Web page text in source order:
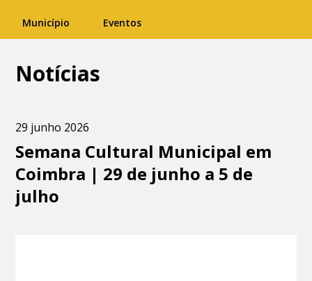
Município Eventos
Notícias
29 junho 2026
Semana Cultural Municipal em
Coimbra | 29 de junho a 5 de
julho